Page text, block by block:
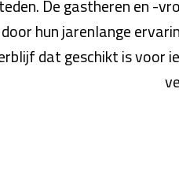
De gastheren en -
hun jarenlange
dat geschikt is voor